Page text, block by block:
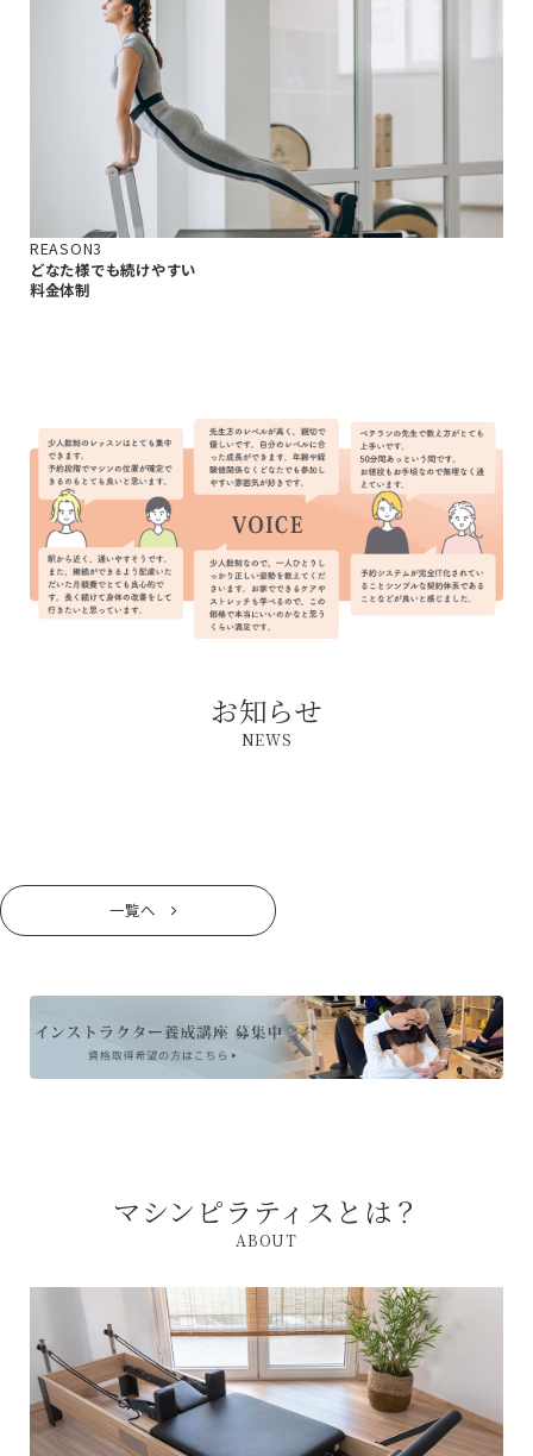
REASON3
どなた様でも続けやすい
料金体制
お知らせ
NEWS
一覧へ
マシンピラティスとは？
ABOUT